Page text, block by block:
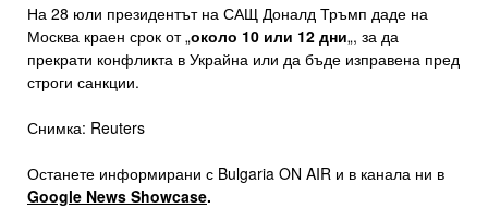
На 28 юли президентът на САЩ Доналд Тръмп даде на
Москва краен срок от „около 10 или 12 дни„, за да
прекрати конфликта в Украйна или да бъде изправена пред
строги санкции.
Снимка: Reuters
Останете информирани с Bulgaria ON AIR и в канала ни в
Google News Showcase.